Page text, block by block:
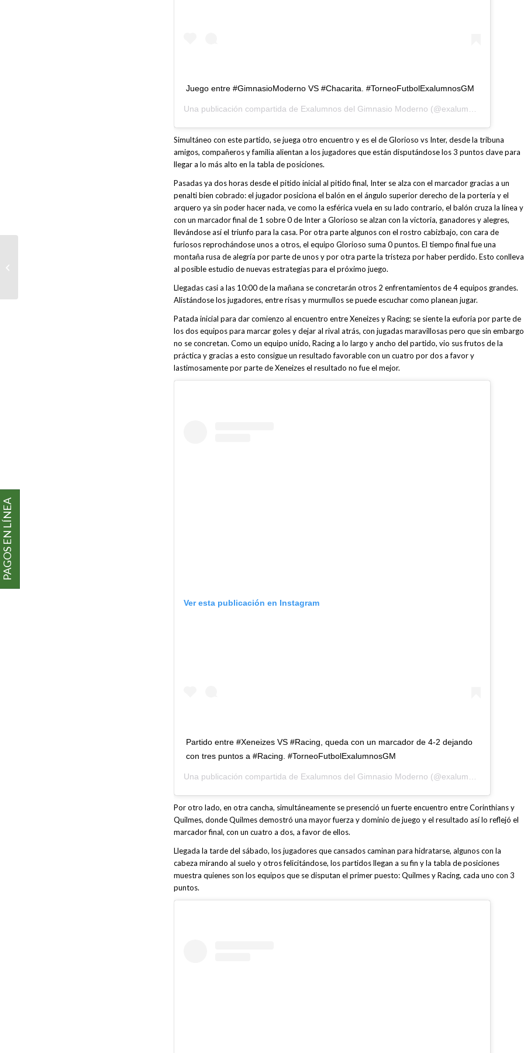
Juego entre #GimnasioModerno VS #Chacarita. #TorneoFutbolExalumnosGM
Una publicación compartida de Exalumnos del Gimnasio Moderno (@exalumnosgm) el
Simultáneo con este partido, se juega otro encuentro y es el de Glorioso vs Inter, desde la tribuna
amigos, compañeros y familia alientan a los jugadores que están disputándose los 3 puntos clave para
llegar a lo más alto en la tabla de posiciones.
Pasadas ya dos horas desde el pitido inicial al pitido final, Inter se alza con el marcador gracias a un
penalti bien cobrado: el jugador posiciona el balón en el ángulo superior derecho de la portería y el
arquero ya sin poder hacer nada, ve como la esférica vuela en su lado contrario, el balón cruza la línea y
con un marcador final de 1 sobre 0 de Inter a Glorioso se alzan con la victoria, ganadores y alegres,
llevándose así el triunfo para la casa. Por otra parte algunos con el rostro cabizbajo, con cara de
furiosos reprochándose unos a otros, el equipo Glorioso suma 0 puntos. El tiempo final fue una
montaña rusa de alegría por parte de unos y por otra parte la tristeza por haber perdido. Esto conlleva
al posible estudio de nuevas estrategias para el próximo juego.
Llegadas casi a las 10:00 de la mañana se concretarán otros 2 enfrentamientos de 4 equipos grandes.
Alistándose los jugadores, entre risas y murmullos se puede escuchar como planean jugar.
Patada inicial para dar comienzo al encuentro entre Xeneizes y Racing; se siente la euforia por parte de
los dos equipos para marcar goles y dejar al rival atrás, con jugadas maravillosas pero que sin embargo
no se concretan. Como un equipo unido, Racing a lo largo y ancho del partido, vio sus frutos de la
práctica y gracias a esto consigue un resultado favorable con un cuatro por dos a favor y
lastimosamente por parte de Xeneizes el resultado no fue el mejor.
Ver esta publicación en Instagram
Partido entre #Xeneizes VS #Racing, queda con un marcador de 4-2 dejando
con tres puntos a #Racing. #TorneoFutbolExalumnosGM
Una publicación compartida de Exalumnos del Gimnasio Moderno (@exalumnosgm) el
Por otro lado, en otra cancha, simultáneamente se presenció un fuerte encuentro entre Corinthians y
Quilmes, donde Quilmes demostró una mayor fuerza y dominio de juego y el resultado así lo reflejó el
marcador final, con un cuatro a dos, a favor de ellos.
Llegada la tarde del sábado, los jugadores que cansados caminan para hidratarse, algunos con la
cabeza mirando al suelo y otros felicitándose, los partidos llegan a su fin y la tabla de posiciones
muestra quienes son los equipos que se disputan el primer puesto: Quilmes y Racing, cada uno con 3
puntos.
PAGOS EN LÍNEA